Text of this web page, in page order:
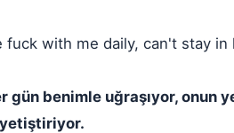
fuck with me daily, can't stay in
gün benimle uğraşıyor, onun